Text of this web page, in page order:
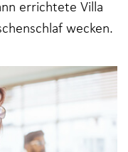
errichtete Villa
wecken.